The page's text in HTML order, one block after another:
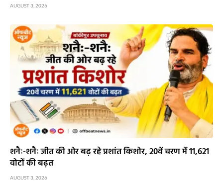
AUGUST 3, 2026
शनैः-शनैः जीत की ओर बढ़ रहे प्रशांत किशोर, 20वें चरण में 11,621
वोटों की बढ़त
AUGUST 3, 2026